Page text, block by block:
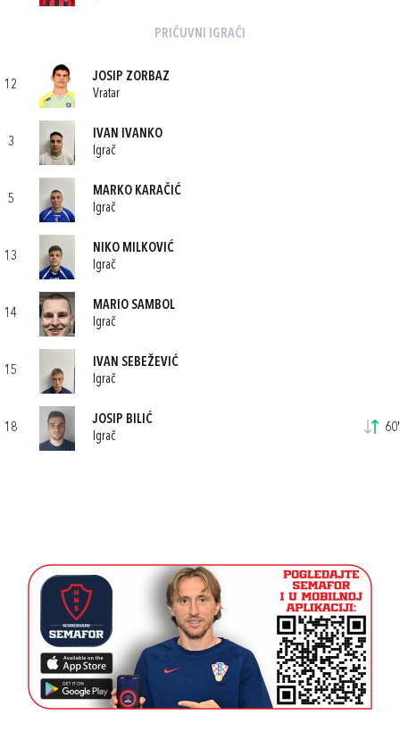
PRIČUVNI IGRAČI
12
JOSIP ZORBAZ
Vratar
3
IVAN IVANKO
Igrač
5
MARKO KARAČIĆ
Igrač
13
NIKO MILKOVIĆ
Igrač
14
MARIO SAMBOL
Igrač
15
IVAN SEBEŽEVIĆ
Igrač
18
JOSIP BILIĆ
Igrač
60'